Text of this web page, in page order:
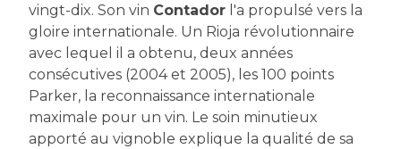
vingt-dix. Son vin Contador l'a propulsé vers la
gloire internationale. Un Rioja révolutionnaire
avec lequel il a obtenu, deux années
consécutives (2004 et 2005), les 100 points
Parker, la reconnaissance internationale
maximale pour un vin. Le soin minutieux
apporté au vignoble explique la qualité de sa